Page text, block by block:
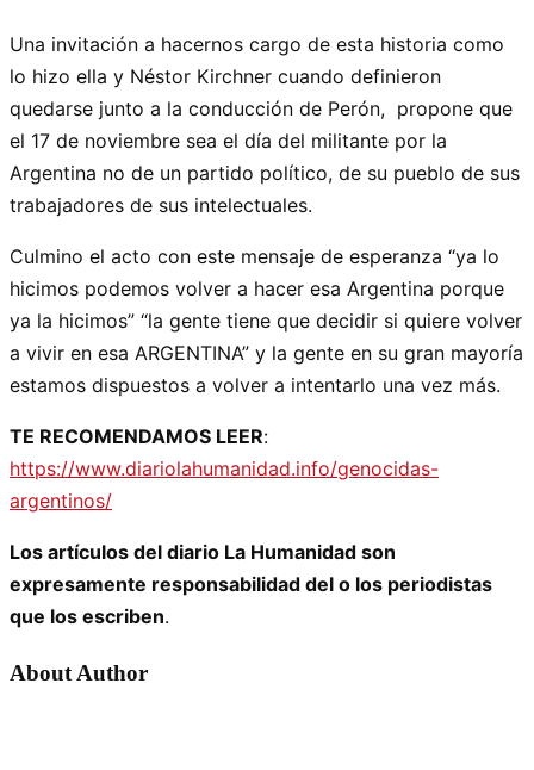
Una invitación a hacernos cargo de esta historia como
lo hizo ella y Néstor Kirchner cuando definieron
quedarse junto a la conducción de Perón, propone que
el 17 de noviembre sea el día del militante por la
Argentina no de un partido político, de su pueblo de sus
trabajadores de sus intelectuales.
Culmino el acto con este mensaje de esperanza “ya lo
hicimos podemos volver a hacer esa Argentina porque
ya la hicimos” “la gente tiene que decidir si quiere volver
a vivir en esa ARGENTINA” y la gente en su gran mayoría
estamos dispuestos a volver a intentarlo una vez más.
TE RECOMENDAMOS LEER:
https://www.diariolahumanidad.info/genocidas-
argentinos/
Los artículos del diario La Humanidad son
expresamente responsabilidad del o los periodistas
que los escriben.
About Author